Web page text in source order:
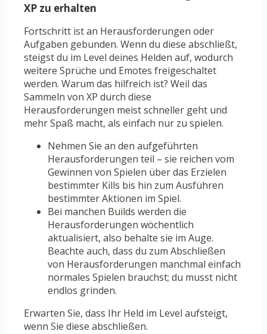
XP zu erhalten
Fortschritt ist an Herausforderungen oder
Aufgaben gebunden. Wenn du diese abschließt,
steigst du im Level deines Helden auf, wodurch
weitere Sprüche und Emotes freigeschaltet
werden. Warum das hilfreich ist? Weil das
Sammeln von XP durch diese
Herausforderungen meist schneller geht und
mehr Spaß macht, als einfach nur zu spielen.
Nehmen Sie an den aufgeführten
Herausforderungen teil – sie reichen vom
Gewinnen von Spielen über das Erzielen
bestimmter Kills bis hin zum Ausführen
bestimmter Aktionen im Spiel.
Bei manchen Builds werden die
Herausforderungen wöchentlich
aktualisiert, also behalte sie im Auge.
Beachte auch, dass du zum Abschließen
von Herausforderungen manchmal einfach
normales Spielen brauchst; du musst nicht
endlos grinden.
Erwarten Sie, dass Ihr Held im Level aufsteigt,
wenn Sie diese abschließen.